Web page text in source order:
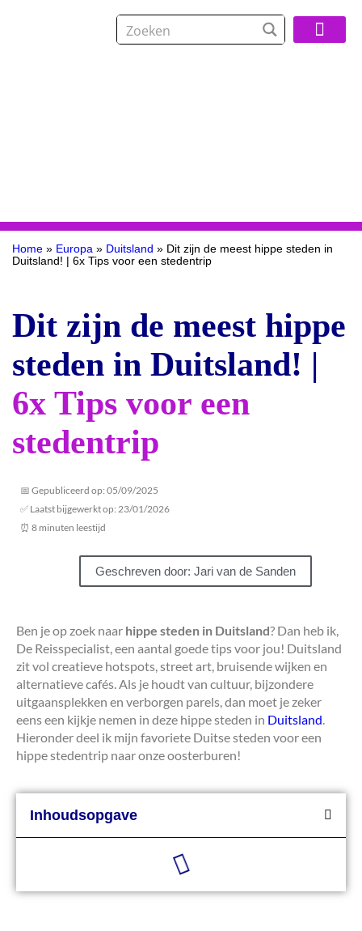
Home » Europa » Duitsland » Dit zijn de meest hippe steden in
Duitsland! | 6x Tips voor een stedentrip
Dit zijn de meest hippe
steden in Duitsland! |
6x Tips voor een
stedentrip
📅 Gepubliceerd op: 05/09/2025
✅ Laatst bijgewerkt op: 23/01/2026
⏰ 8 minuten leestijd
Geschreven door: Jari van de Sanden
Ben je op zoek naar hippe steden in Duitsland? Dan heb ik,
De Reisspecialist, een aantal goede tips voor jou! Duitsland
zit vol creatieve hotspots, street art, bruisende wijken en
alternatieve cafés. Als je houdt van cultuur, bijzondere
uitgaansplekken en verborgen parels, dan moet je zeker
eens een kijkje nemen in deze hippe steden in Duitsland
Hieronder deel ik mijn favoriete Duitse steden voor een
hippe stedentrip naar onze oosterburen!
Inhoudsopgave